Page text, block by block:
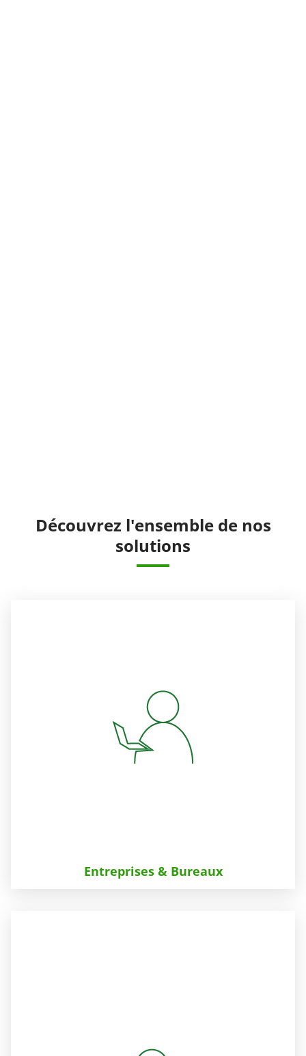
Découvrez l'ensemble de nos
solutions
Entreprises & Bureaux